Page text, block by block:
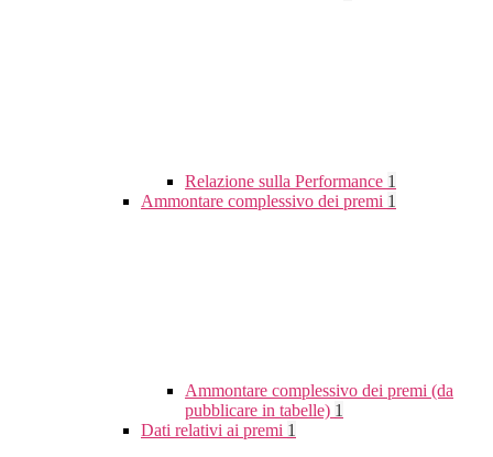
Relazione sulla Performance 1
Ammontare complessivo dei premi 1
Ammontare complessivo dei premi (da
pubblicare in tabelle) 1
Dati relativi ai premi 1